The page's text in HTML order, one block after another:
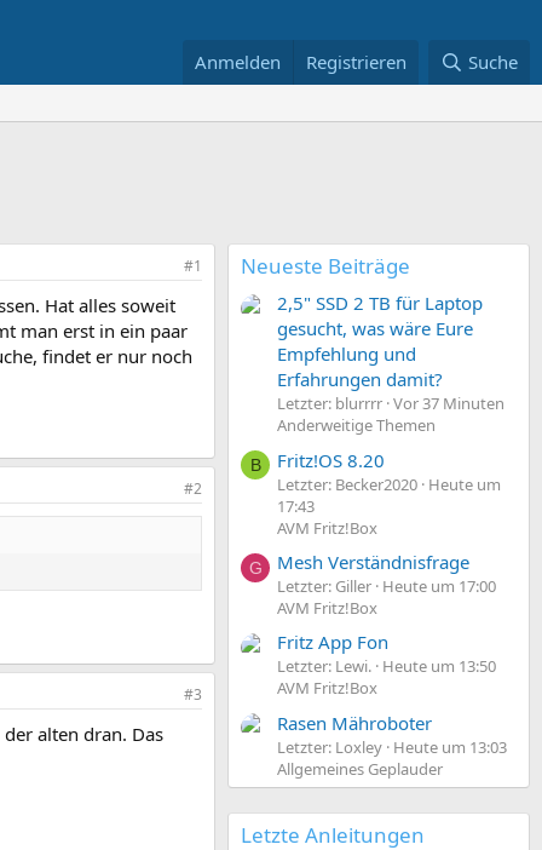
Anmelden Registrieren Suche
#1
Hat alles soweit
man erst in ein paar
findet er nur noch
#2
#3
alten dran. Das
Neueste Beiträge
2,5" SSD 2 TB für Laptop
gesucht, was wäre Eure
Empfehlung und
Erfahrungen damit?
Letzter: blurrrr Vor 37 Minuten
Anderweitige Themen
B Fritz!OS 8.20
Letzter: Becker2020 Heute um
17:43
AVM Fritz!Box
G Mesh Verständnisfrage
Letzter: Giller Heute um 17:00
AVM Fritz!Box
Fritz App Fon
Letzter: Lewi. Heute um 13:50
AVM Fritz!Box
Rasen Mähroboter
Letzter: Loxley Heute um 13:03
Allgemeines Geplauder
Letzte Anleitungen